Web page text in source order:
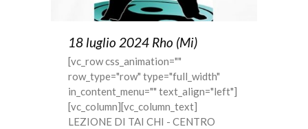
18 luglio 2024 Rho (Mi)
[vc_row css_animation=""
row_type="row" type="full_width"
in_content_menu="" text_align="left"]
[vc_column][vc_column_text]
LEZIONE DI TAI CHI - CENTRO